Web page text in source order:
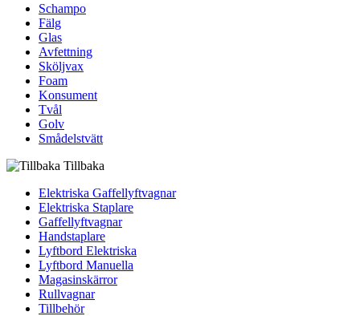
Schampo
Fälg
Glas
Avfettning
Sköljvax
Foam
Konsument
Tvål
Golv
Smådelstvätt
Tillbaka
Elektriska Gaffellyftvagnar
Elektriska Staplare
Gaffellyftvagnar
Handstaplare
Lyftbord Elektriska
Lyftbord Manuella
Magasinskärror
Rullvagnar
Tillbehör